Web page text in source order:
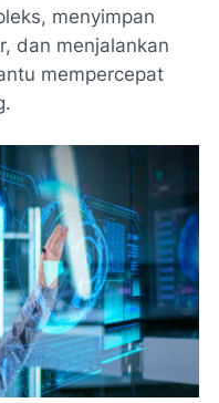
menyimpan
dan menjalankan
mempercepat